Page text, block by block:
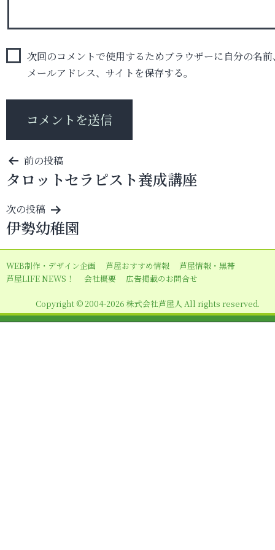
次回のコメントで使用するためブラウザーに自分の名前
メールアドレス、サイトを保存する。
投
稿
ナ
ビ
ゲ
ー
シ
ン
前の投稿
タロットセラピスト養成講座
次の投稿
伊勢幼稚園
WEB制作・デザイン企画 芦屋おすすめ情報
芦屋情報・黒帯
芦屋LIFE NEWS！
会社概要 広告掲載のお問合せ
Copyright © 2004-2026 株式会社芦屋人 All rights reserved.